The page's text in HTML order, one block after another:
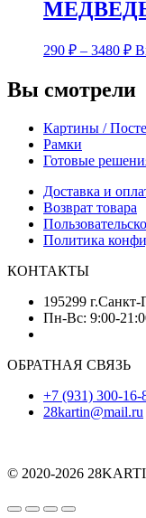
290 ₽ – 3480 ₽
Вы смотрели
Картины /
Рамки
Готовые
Доставка и
Возврат товара
Политика
КОНТАКТЫ
Пн-Вс: 9:00-
ОБРАТНАЯ СВЯЗЬ
+7 (931) 300-16-
28kartin@mail.ru
© 2020-2026